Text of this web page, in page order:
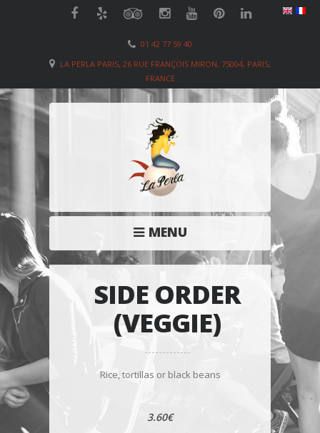
01 42 77 59 40
LA PERLA PARIS, 26 RUE FRANÇOIS MIRON, 75004, PARIS,
FRANCE
MENU
SIDE ORDER
(VEGGIE)
Rice, tortillas or black beans
3.60€